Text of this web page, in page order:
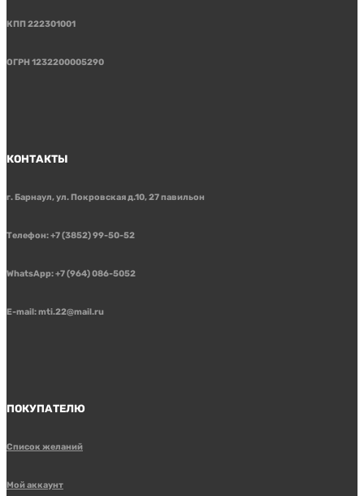
КПП 222301001
ОГРН 1232200005290
КОНТАКТЫ
г. Барнаул, ул. Покровская д.10, 27 павильон
Телефон: +7 (3852) 99-50-52
WhatsApp: +7 (964) 086-5052
E-mail: mti.22@mail.ru
ПОКУПАТЕЛЮ
Список желаний
Мой аккаунт